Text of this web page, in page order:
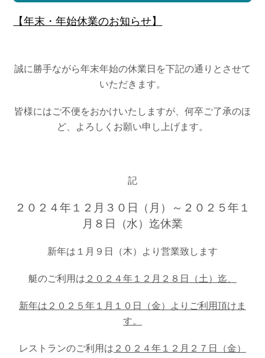
ボート免許
長年の実績と信頼！
Shop Info. Blog
採用情報 リンク集
【年末・年始休業のお知らせ】
誠に勝手ながら年末年始の休業日を下記の通りとさせて
いただきます。
皆様にはご不便をおかけいたしますが、何卒ご了承のほ
ど、よろしくお願い申し上げます。
記
２０２４年１２月３０日（月）～２０２５年１
月８日（水）迄休業
新年は１月９日（木）より営業致します
艇のご利用は ２０２４年１２月２８日（土）迄、
新年は２０２５年１月１０日（金）よりご利用頂けま
す。
レストランのご利用は ２０２４年１２月２７日（金）